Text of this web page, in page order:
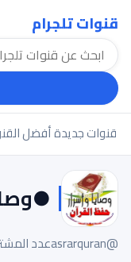
قنوات تلجرام
قنوات جديدةأفضل
@asrarquran
عدد